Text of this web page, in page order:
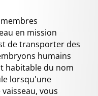
en mission
de transporter des
humains
habitable du nom
lorsqu'une
vous